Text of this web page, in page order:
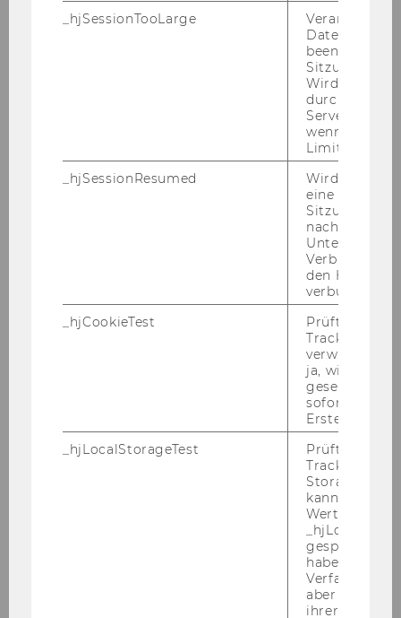
Bestandteilen
- überdurchschnittlicher Studienerfolg
- fundierte Kenntnisse in den Bereichen
Innovation und Internationalisierung von
- nachgewiesenes Interesse an der von
großzahlig-empirischen Forschung
- diskussionssichere Englischkenntnisse
- versierter Umgang mit Statistiksoftware
- Erfahrung in der Lehre (Tätigkeit als Tutor/in)
- Kommunikationskompetenz, Flexibilität und
Kennzahl: 2739
Ende der Bewerbungsfrist: 11.03.2015
Bitte bewerben Sie sich auf unserer Homepage
Institut für Organization Studiesist
voraussichtlich ab 01.03.2015 für die Dauer von
studentischen Mitarbeiter/eine studentische
Mitarbeiterin (Teaching and Research
_hjSessionTooLarge
Veranlasst
beenden,
Sitzung zu
Wird
durch ein
Servers
wenn die
Limit
_hjSessionResumed
Wird gesetzt,
eine
Sitzung/
nach einer
Verbindung
den Hotjar-
verbunden
_hjCookieTest
Prüft, ob der
Tracking
verwenden
ja, wird ein
gesetzt. Wird
sofort nach
Erstellung
_hjLocalStorageTest
Prüft, ob der
Tracking
Storage
kann. Wenn
Wert 1
haben keine
Verfallszeit,
aber fast
ihrer